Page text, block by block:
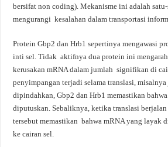
bersifat non coding). Mekanisme ini adalah
mengurangi kesalahan dalam transportasi
Protein Gbp2 dan Hrb1 sepertinya mengawasi
inti sel. Tidak aktifnya dua protein ini
kerusakan mRNA dalam jumlah signifikan di
penyimpangan terjadi selama translasi,
dipindahkan, Gbp2 dan Hrb1 memastikan
diputuskan. Sebaliknya, ketika translasi
tersebut memastikan bahwa mRNA yang layak
ke cairan sel.